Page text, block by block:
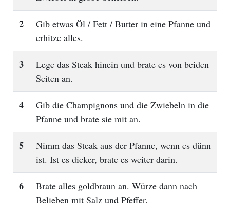
2
Gib etwas Öl / Fett / Butter in eine Pfanne und
erhitze alles.
3
Lege das Steak hinein und brate es von beiden
Seiten an.
4
Gib die Champignons und die Zwiebeln in die
Pfanne und brate sie mit an.
5
Nimm das Steak aus der Pfanne, wenn es dünn
ist. Ist es dicker, brate es weiter darin.
6
Brate alles goldbraun an. Würze dann nach
Belieben mit Salz und Pfeffer.